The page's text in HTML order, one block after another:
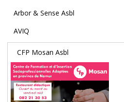
Arbor & Sense Asbl
AVIQ
CFP Mosan Asbl